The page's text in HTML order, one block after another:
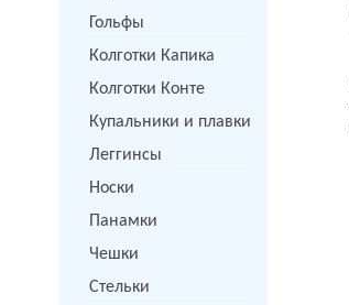
Гольфы
Колготки Капика
Колготки Конте
Купальники и плавки
Леггинсы
Носки
Панамки
Чешки
Стельки